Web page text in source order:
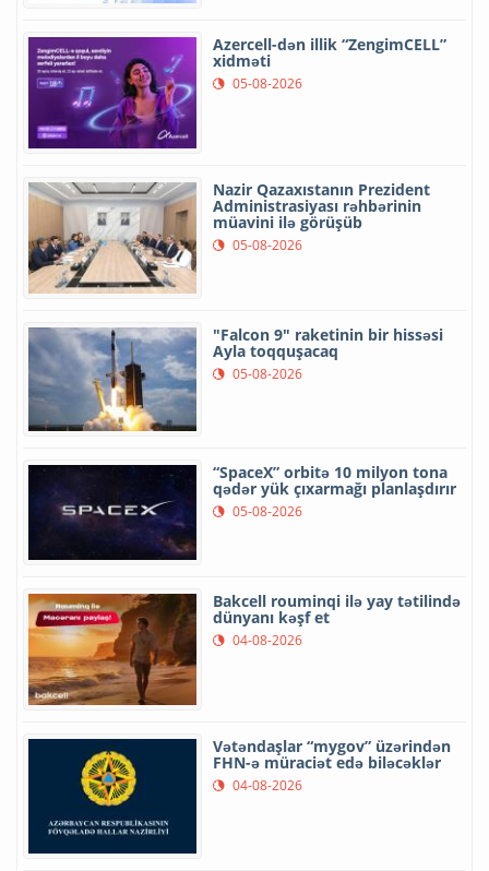
Azercell-dən illik “ZengimCELL”
xidməti
05-08-2026
Nazir Qazaxıstanın Prezident
Administrasiyası rəhbərinin
müavini ilə görüşüb
05-08-2026
"Falcon 9" raketinin bir hissəsi
Ayla toqquşacaq
05-08-2026
“SpaceX” orbitə 10 milyon tona
qədər yük çıxarmağı planlaşdırır
05-08-2026
Bakcell rouminqi ilə yay tətilində
dünyanı kəşf et
04-08-2026
Vətəndaşlar “mygov” üzərindən
FHN-ə müraciət edə biləcəklər
04-08-2026